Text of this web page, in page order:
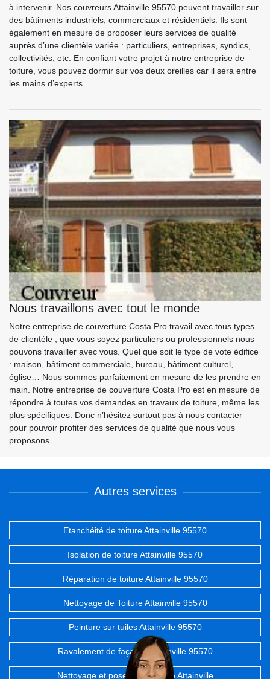
à intervenir. Nos couvreurs Attainville 95570 peuvent travailler sur
des bâtiments industriels, commerciaux et résidentiels. Ils sont
également en mesure de proposer leurs services de qualité
auprès d’une clientèle variée : particuliers, entreprises, syndics,
collectivités, etc. En confiant votre projet à notre entreprise de
toiture, vous pouvez dormir sur vos deux oreilles car il sera entre
les mains d’experts.
Nous travaillons avec tout le monde
Notre entreprise de couverture Costa Pro travail avec tous types
de clientèle ; que vous soyez particuliers ou professionnels nous
pouvons travailler avec vous. Quel que soit le type de vote édifice
: maison, bâtiment commerciale, bureau, bâtiment culturel,
église… Nous sommes parfaitement en mesure de les prendre en
main. Notre entreprise de couverture Costa Pro est en mesure de
répondre à toutes vos demandes en travaux de toiture, même les
plus spécifiques. Donc n’hésitez surtout pas à nous contacter
pour pouvoir profiter des services de qualité que nous vous
proposons.
Autres services
Etanchéité de toiture Attainville 95570
Isolation de toiture Attainville 95570
Réparation de toiture Attainville 95570
Nettoyage de Toiture Attainville 95570
Peinture sur tuiles Attainville 95570
Ravalement de façades Attainville 95570
Nettoyage et pose de gouttière Attainville